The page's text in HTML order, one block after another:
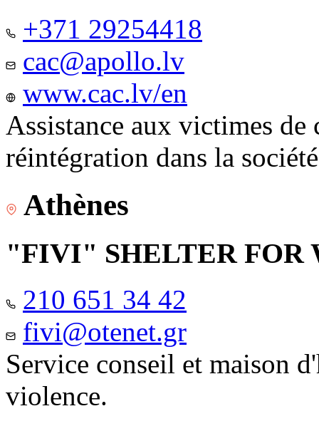
+371 29254418
cac@apollo.lv
www.cac.lv/en
Assistance aux victimes
réintégration dans la
Athènes
"FIVI" SHELTER FOR
210 651 34 42
fivi@otenet.gr
Service conseil et maison
violence.